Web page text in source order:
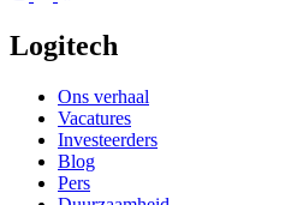
Logitech
Ons verhaal
Vacatures
Investeerders
Blog
Pers